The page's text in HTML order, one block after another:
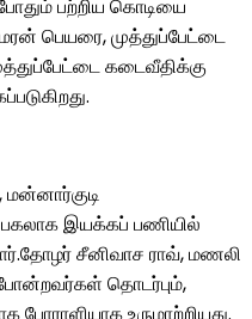
பற்றிய கொடியை
பெயரை, முத்துப்பேட்டை
கடைவீதிக்கு
மன்னார்குடி
பகலாக இயக்கப் பணியில்
சீனிவாச ராவ், மணலி
தொடர்பும்,